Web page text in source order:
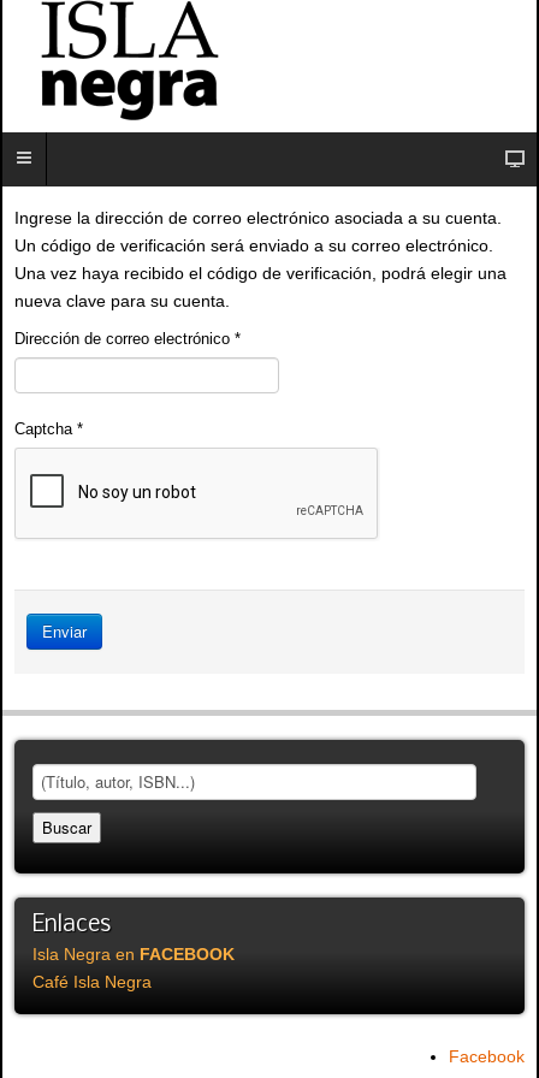
Ingrese la dirección de correo electrónico asociada a su cuenta.
Un código de verificación será enviado a su correo electrónico.
Una vez haya recibido el código de verificación, podrá elegir una
nueva clave para su cuenta.
Dirección de correo electrónico *
Captcha*
Enviar
Enlaces
Isla Negra en FACEBOOK
Café Isla Negra
Facebook